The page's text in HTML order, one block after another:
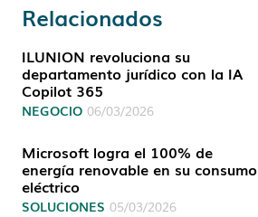
Relacionados
ILUNION revoluciona su
departamento jurídico con la IA
Copilot 365
NEGOCIO 06/03/2026
Microsoft logra el 100% de
energía renovable en su consumo
eléctrico
SOLUCIONES 05/03/2026